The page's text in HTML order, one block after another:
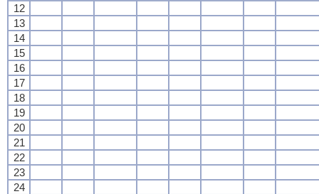
12
13
14
15
16
17
18
19
20
21
22
23
24